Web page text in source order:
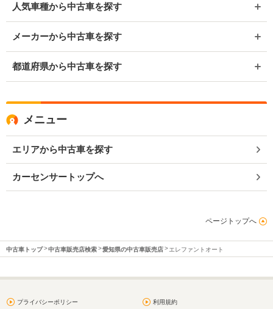
人気車種から中古車を探す
メーカーから中古車を探す
都道府県から中古車を探す
メニュー
エリアから中古車を探す
カーセンサートップへ
ページトップへ
中古車トップ 中古車販売店検索 愛知県の中古車販売店 エレファントオート
プライバシーポリシー 利用規約